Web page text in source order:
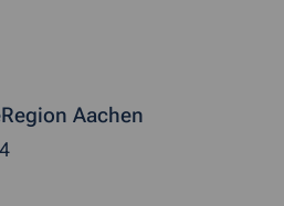
Aachen